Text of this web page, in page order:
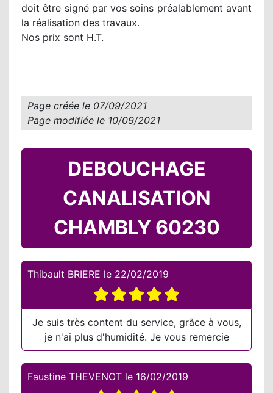
doit être signé par vos soins préalablement avant
la réalisation des travaux.
Nos prix sont H.T.
Page créée le 07/09/2021
Page modifiée le 10/09/2021
DEBOUCHAGE
CANALISATION
CHAMBLY 60230
Thibault BRIERE le 22/02/2019
Je suis très content du service, grâce à vous,
je n'ai plus d'humidité. Je vous remercie
Faustine THEVENOT le 16/02/2019